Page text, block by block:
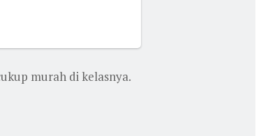
murah di kelasnya.